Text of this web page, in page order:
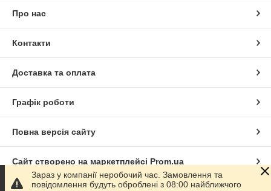
Про нас
Контакти
Доставка та оплата
Графік роботи
Повна версія сайту
Сайт створено на маркетплейсі Prom.ua
Зараз у компанії неробочий час. Замовлення та
повідомлення будуть оброблені з 08:00 найближчого